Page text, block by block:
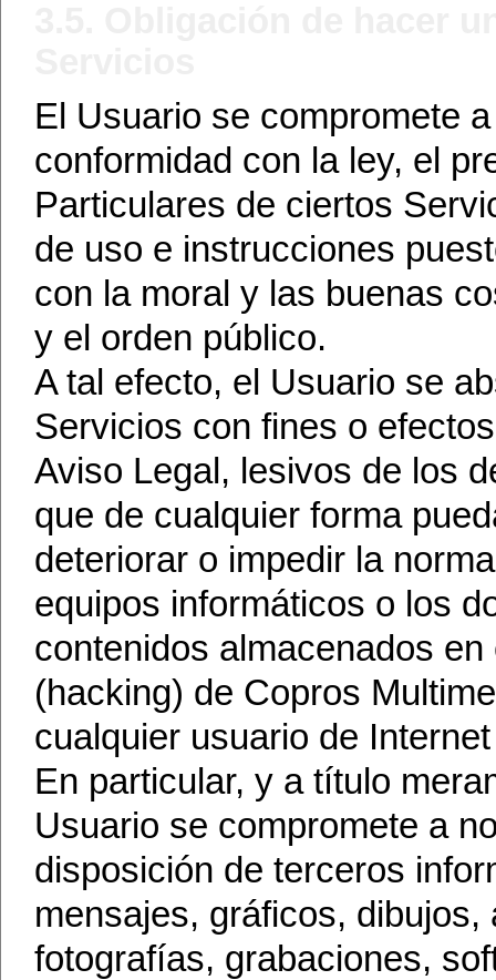
El Usuario se compromete
conformidad con la ley, el
Particulares de ciertos
de uso e instrucciones
con la moral y las buenas
y el orden público.
A tal efecto, el Usuario se
Servicios con fines o
Aviso Legal, lesivos de los
que de cualquier forma
deteriorar o impedir la
equipos informáticos o los
contenidos almacenados
(hacking) de Copros
cualquier usuario de
En particular, y a título
Usuario se compromete a
disposición de terceros
mensajes, gráficos,
fotografías, grabaciones,